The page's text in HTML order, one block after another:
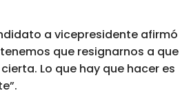
a vicepresidente afirmó
que resignarnos a que
Lo que hay que hacer es